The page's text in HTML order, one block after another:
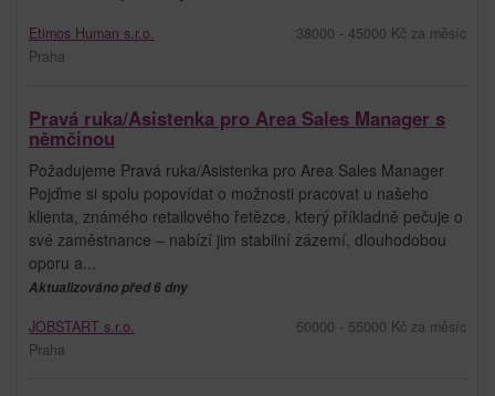
Etimos Human s.r.o.
Praha
38000 - 45000 Kč za měsíc
Pravá ruka/Asistenka pro Area Sales Manager s
němčinou
Požadujeme Pravá ruka/Asistenka pro Area Sales Manager
Pojďme si spolu popovídat o možnosti pracovat u našeho
klienta, známého retailového řetězce, který příkladně pečuje o
své zaměstnance – nabízí jim stabilní zázemí, dlouhodobou
oporu a...
Aktualizováno před 6 dny
JOBSTART s.r.o.
Praha
50000 - 55000 Kč za měsíc